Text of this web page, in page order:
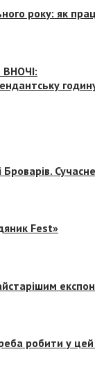
року: як
Fest»
робити у